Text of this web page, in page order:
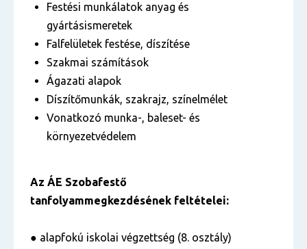
Festési munkálatok anyag és
gyártásismeretek
Falfelületek festése, díszítése
Szakmai számítások
Ágazati alapok
Díszítőmunkák, szakrajz, színelmélet
Vonatkozó munka-, baleset- és
környezetvédelem
Az ÁE Szobafestő
tanfolyammegkezdésének feltételei:
● alapfokú iskolai végzettség (8. osztály)